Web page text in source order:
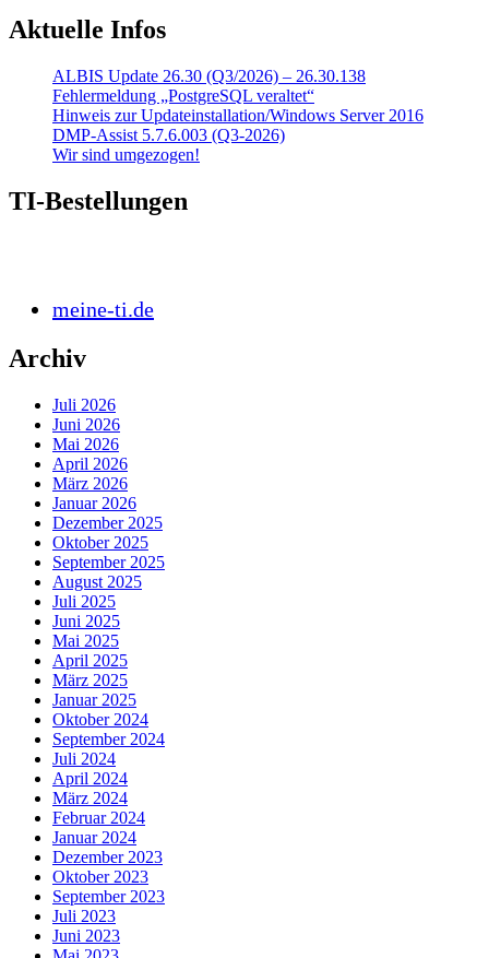
Aktuelle Infos
ALBIS Update 26.30 (Q3/2026) – 26.30.138
Fehlermeldung „PostgreSQL veraltet“
Hinweis zur Updateinstallation/Windows Server 2016
DMP-Assist 5.7.6.003 (Q3-2026)
Wir sind umgezogen!
TI-Bestellungen
meine-ti.de
Archiv
Juli 2026
Juni 2026
Mai 2026
April 2026
März 2026
Januar 2026
Dezember 2025
Oktober 2025
September 2025
August 2025
Juli 2025
Juni 2025
Mai 2025
April 2025
März 2025
Januar 2025
Oktober 2024
September 2024
Juli 2024
April 2024
März 2024
Februar 2024
Januar 2024
Dezember 2023
Oktober 2023
September 2023
Juli 2023
Juni 2023